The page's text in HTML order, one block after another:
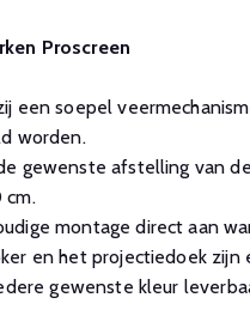
Proscreen
een soepel
worden.
gewenste afstelling van
cm.
montage direct aan
en het projectiedoek zijn
gewenste kleur